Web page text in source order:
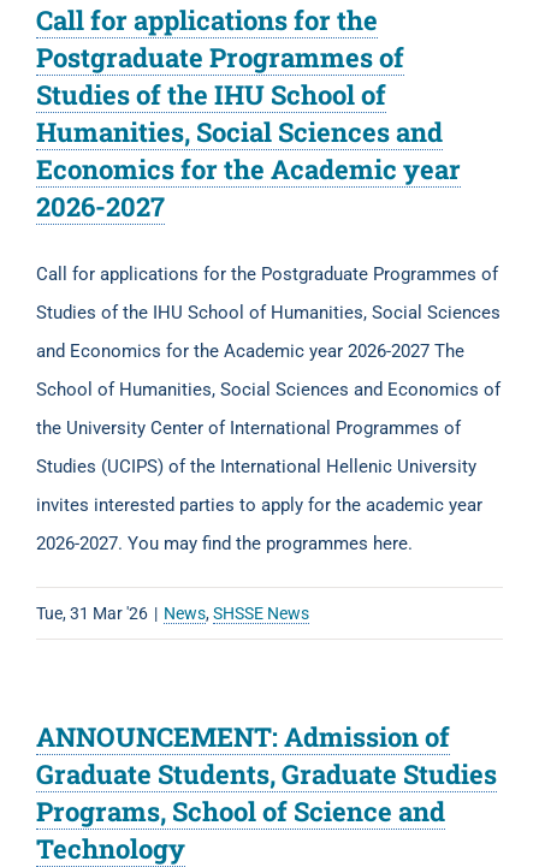
Call for applications for the
Postgraduate Programmes of
Studies of the IHU School of
Humanities, Social Sciences and
Economics for the Academic year
2026-2027
Call for applications for the Postgraduate Programmes of
Studies of the IHU School of Humanities, Social Sciences
and Economics for the Academic year 2026-2027 The
School of Humanities, Social Sciences and Economics of
the University Center of International Programmes of
Studies (UCIPS) of the International Hellenic University
invites interested parties to apply for the academic year
2026-2027. You may find the programmes here.
Tue, 31 Mar '26 | News,SHSSE News
ANNOUNCEMENT: Admission of
Graduate Students, Graduate Studies
Programs, School of Science and
Technology